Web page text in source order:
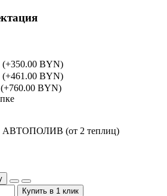
BYN)
BYN)
BYN)
(от 2 теплиц)
Купить в 1 клик